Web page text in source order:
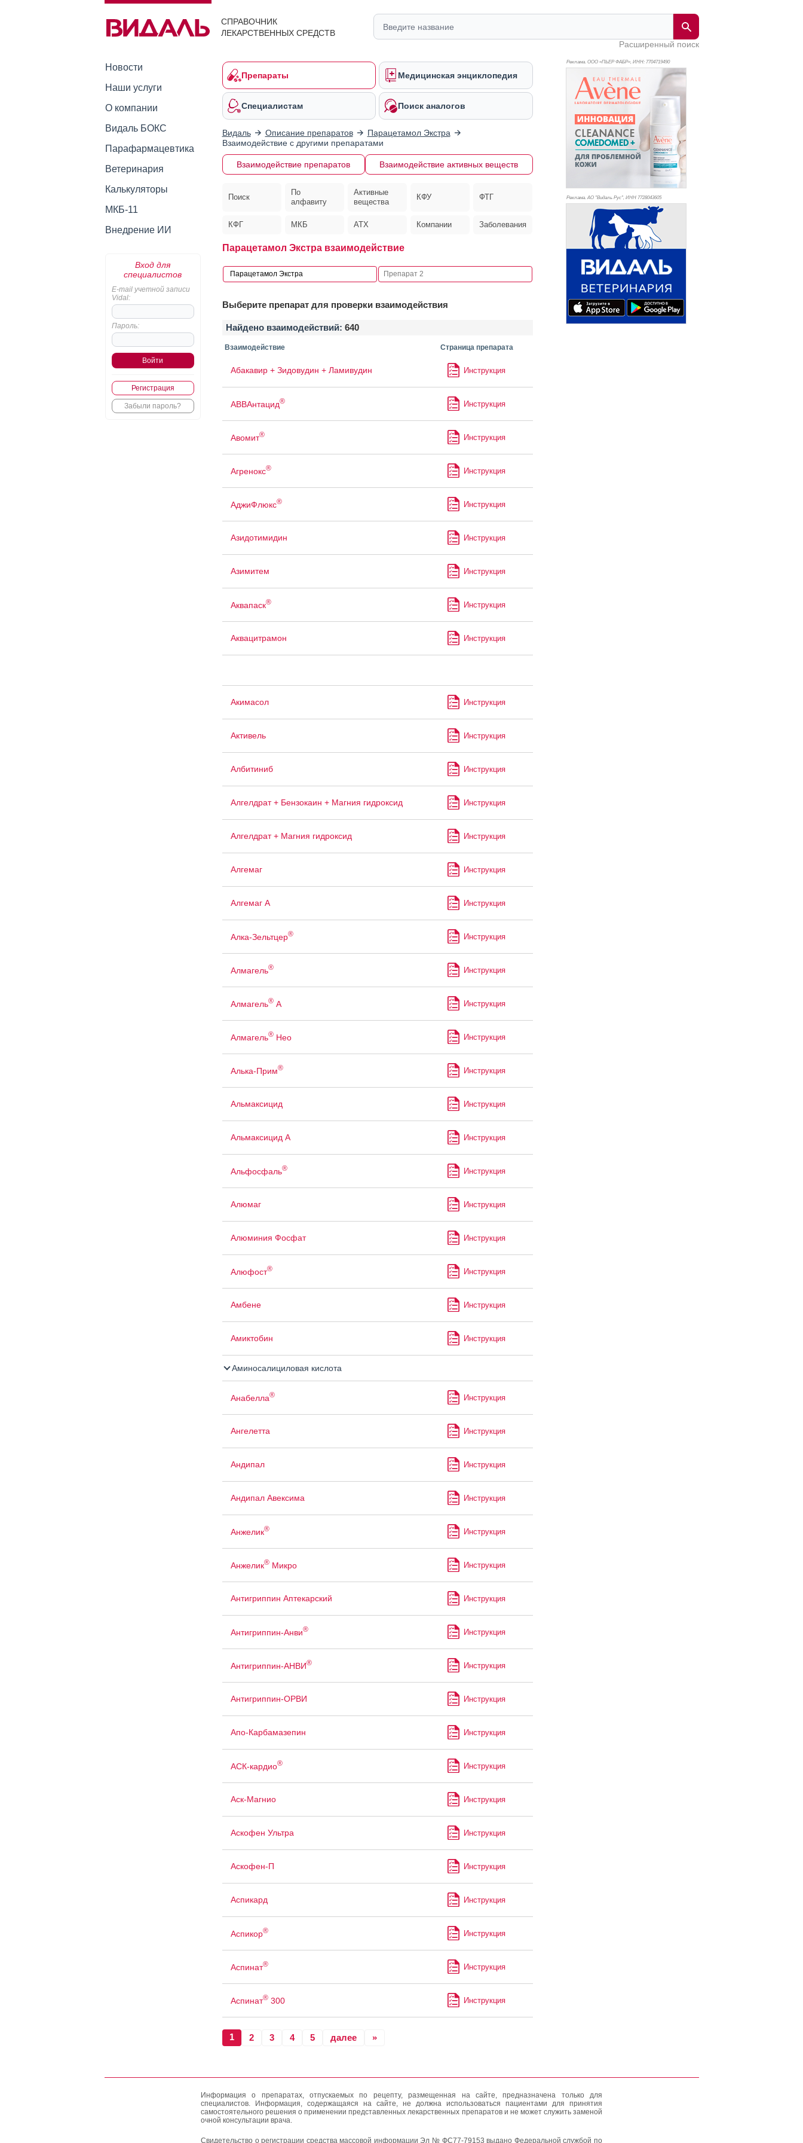
СПРАВОЧНИК
ЛЕКАРСТВЕННЫХ СРЕДСТВ
Расширенный поиск
Новости
Наши услуги
О компании
Видаль БОКС
Парафармацевтика
Ветеринария
Калькуляторы
МКБ-11
Внедрение ИИ
Вход для
специалистов
E-mail учетной записи
Vidal:
Пароль:
Регистрация
Забыли пароль?
Препараты Медицинская энциклопедия
Специалистам Поиск аналогов
Видаль Описание препаратов
Парацетамол Экстра
Взаимодействие с другими препаратами
Взаимодействие препаратов Взаимодействие активных веществ
Поиск
По
алфавиту
Активные
вещества
КФУ ФТГ
КФГ МКБ АТХ Компании Заболевания
Парацетамол Экстра взаимодействие
Выберите препарат для проверки взаимодействия
Найдено взаимодействий: 640
Взаимодействие Страница препарата
Абакавир + Зидовудин + Ламивудин Инструкция
АВВАнтацид® Инструкция
Авомит® Инструкция
Агренокс® Инструкция
АджиФлюкс® Инструкция
Азидотимидин Инструкция
Азимитем Инструкция
Аквапаск® Инструкция
Аквацитрамон Инструкция
Акимасол Инструкция
Активель Инструкция
Албитиниб Инструкция
Алгелдрат + Бензокаин + Магния гидроксид Инструкция
Алгелдрат + Магния гидроксид Инструкция
Алгемаг Инструкция
Алгемаг А Инструкция
Алка-Зельтцер® Инструкция
Алмагель® Инструкция
Алмагель®А Инструкция
Алмагель®Нео Инструкция
Алька-Прим® Инструкция
Альмаксицид Инструкция
Альмаксицид А Инструкция
Альфосфаль® Инструкция
Алюмаг Инструкция
Алюминия Фосфат Инструкция
Алюфост® Инструкция
Амбене Инструкция
Амиктобин Инструкция
Аминосалициловая кислота
Анабелла® Инструкция
Ангелетта Инструкция
Андипал Инструкция
Андипал Авексима Инструкция
Анжелик® Инструкция
Анжелик®Микро Инструкция
Антигриппин Аптекарский Инструкция
Антигриппин-Анви® Инструкция
Антигриппин-АНВИ® Инструкция
Антигриппин-ОРВИ Инструкция
Апо-Карбамазепин Инструкция
АСК-кардио® Инструкция
Аск-Магнио Инструкция
Аскофен Ультра Инструкция
Аскофен-П Инструкция
Аспикард Инструкция
Аспикор® Инструкция
Аспинат® Инструкция
Аспинат®300 Инструкция
1 2 3 4 5 далее »
Реклама. ООО «ПЬЕР ФАБР», ИНН: 7704719490
Реклама. АО "Видаль Рус", ИНН 7728043605
Информация о препаратах, отпускаемых по рецепту, размещенная на сайте, предназначена только для
специалистов. Информация, содержащаяся на сайте, не должна использоваться пациентами для принятия
самостоятельного решения о применении представленных лекарственных препаратов и не может служить заменой
очной консультации врача.
Свидетельство о регистрации средства массовой информации Эл № ФС77-79153 выдано Федеральной службой по